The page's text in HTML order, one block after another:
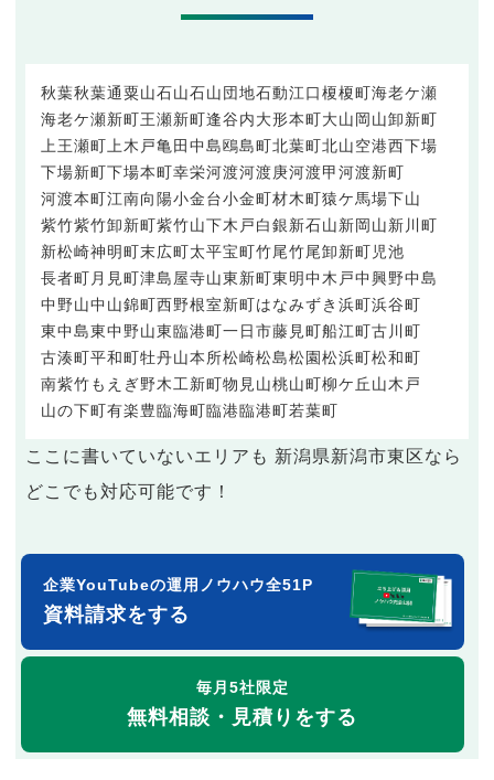
秋葉秋葉通粟山石山石山団地石動江口榎榎町海老ケ瀬
海老ケ瀬新町王瀬新町逢谷内大形本町大山岡山卸新町
上王瀬町 上木戸亀田中島鴎島町北葉町北山空港西下場
下場新町下場本町幸栄河渡河渡庚河渡甲河渡新町
河渡本町江南向陽小金台小金町材木町猿ケ馬場下山
紫竹紫竹卸新町紫竹山下木戸白銀新石山新岡山新川町
新松崎神明町末広町太平宝町竹尾竹尾卸新町児池
長者町 月見町津島屋寺山東新町東明中木戸中興野中島
中野山中山錦町西野根室新町はなみずき 浜町浜谷町
東中島東中野山東臨港町一日市藤見町船江町古川町
古湊町平和町牡丹山本所松崎松島松園松浜町松和町
南紫竹もえぎ野木工新町物見山桃山町柳ケ丘山木戸
山の下町有楽豊臨海町臨港臨港町若葉町
ここに書いていないエリアも 新潟県新潟市東区なら
どこでも対応可能です！
企業YouTubeの運用ノウハウ全51P
資料請求をする
毎月5社限定
無料相談・見積りをする